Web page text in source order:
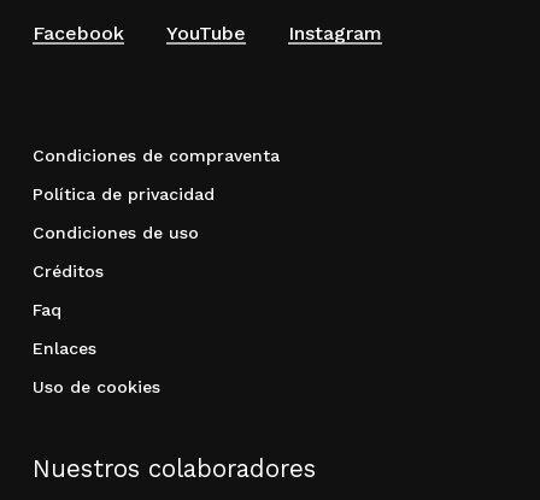
Facebook
YouTube Instagram
Condiciones de compraventa
Política de privacidad
Condiciones de uso
Créditos
Faq
Enlaces
Uso de cookies
Nuestros colaboradores